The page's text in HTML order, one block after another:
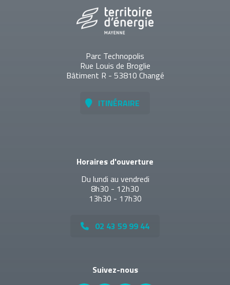
Parc Technopolis
Rue Louis de Broglie
Bâtiment R - 53810 Changé
ITINÉRAIRE
Horaires d'ouverture
Du lundi au vendredi
8h30 - 12h30
13h30 - 17h30
02 43 59 99 44
Suivez-nous